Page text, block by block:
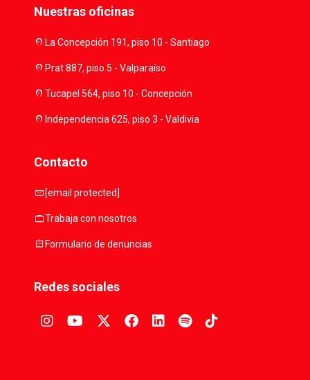
Nuestras oficinas
location_onLa Concepción 191, piso 10 - Santiago
location_onPrat 887, piso 5 - Valparaíso
location_onTucapel 564, piso 10 - Concepción
location_onIndependencia 625, piso 3 - Valdivia
Contacto
mail [email protected]
workTrabaja con nosotros
assignmentFormulario de denuncias
Redes sociales